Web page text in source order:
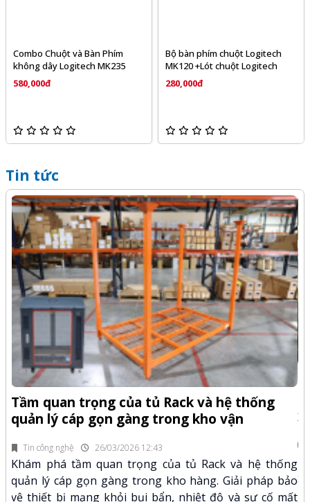
Combo Chuột và Bàn Phím
không dây Logitech MK235
580,000đ
Bộ bàn phím chuột Logitech
MK120 +Lót chuột Logitech
280,000đ
Tin tức
Tin công nghệ 26/03/2026 12:43
Tầm quan trọng của tủ Rack và hệ thống
quản lý cáp gọn gàng trong kho vận
Khám phá tầm quan trọng của tủ Rack và hệ thống
quản lý cáp gọn gàng trong kho hàng. Giải pháp bảo
vệ thiết bị mạng khỏi bụi bẩn, nhiệt độ và sự cố mất